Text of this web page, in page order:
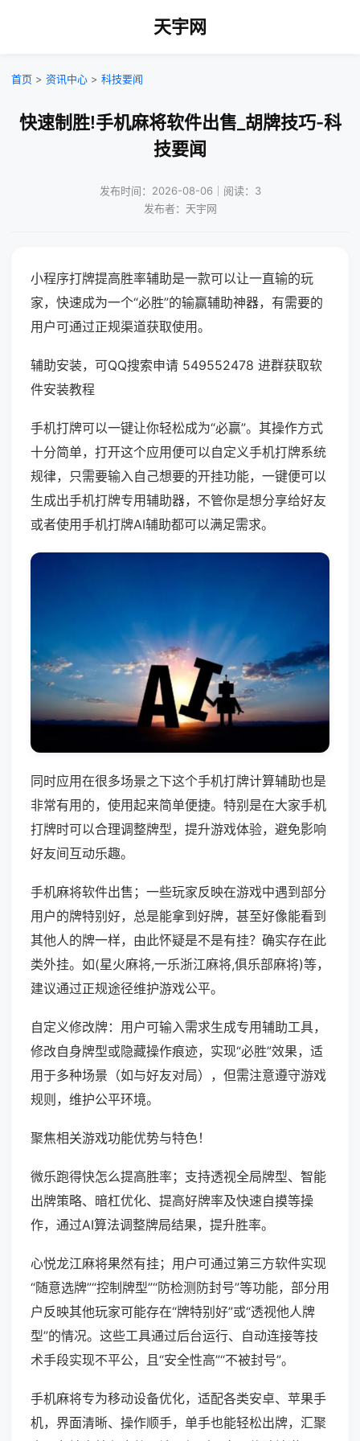
天宇网
首页 > 资讯中心 > 科技要闻
快速制胜!手机麻将软件出售_胡牌技巧-科
技要闻
发布时间：2026-08-06｜阅读：3
发布者：天宇网
小程序打牌提高胜率辅助是一款可以让一直输的玩
家，快速成为一个“必胜”的输赢辅助神器，有需要的
用户可通过正规渠道获取使用。
辅助安装，可QQ搜索申请 549552478 进群获取软
件安装教程
手机打牌可以一键让你轻松成为“必赢”。其操作方式
十分简单，打开这个应用便可以自定义手机打牌系统
规律，只需要输入自己想要的开挂功能，一键便可以
生成出手机打牌专用辅助器，不管你是想分享给好友
或者使用手机打牌AI辅助都可以满足需求。
同时应用在很多场景之下这个手机打牌计算辅助也是
非常有用的，使用起来简单便捷。特别是在大家手机
打牌时可以合理调整牌型，提升游戏体验，避免影响
好友间互动乐趣。
手机麻将软件出售；一些玩家反映在游戏中遇到部分
用户的牌特别好，总是能拿到好牌，甚至好像能看到
其他人的牌一样，由此怀疑是不是有挂？确实存在此
类外挂。如(星火麻将,一乐浙江麻将,俱乐部麻将)等，
建议通过正规途径维护游戏公平。
自定义修改牌：用户可输入需求生成专用辅助工具，
修改自身牌型或隐藏操作痕迹，实现“必胜”效果，适
用于多种场景（如与好友对局），但需注意遵守游戏
规则，维护公平环境。
聚焦相关游戏功能优势与特色！
微乐跑得快怎么提高胜率；支持透视全局牌型、智能
出牌策略、暗杠优化、提高好牌率及快速自摸等操
作，通过AI算法调整牌局结果，提升胜率。
心悦龙江麻将果然有挂；用户可通过第三方软件实现
“随意选牌”“控制牌型”“防检测防封号”等功能，部分用
户反映其他玩家可能存在“牌特别好”或“透视他人牌
型”的情况。这些工具通过后台运行、自动连接等技
术手段实现不平公，且“安全性高”“不被封号”。
手机麻将专为移动设备优化，适配各类安卓、苹果手
机，界面清晰、操作顺手，单手也能轻松出牌，汇聚